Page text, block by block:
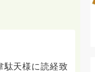
駄天様に読経致